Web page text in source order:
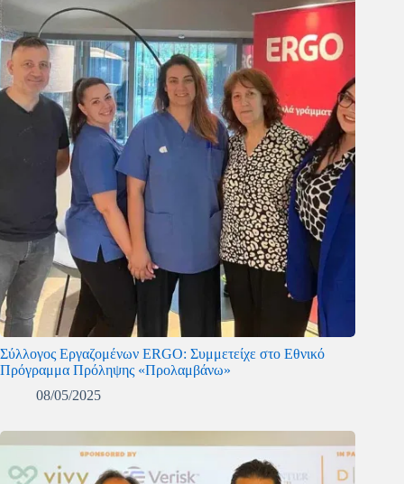
Σύλλογος Εργαζομένων ERGO: Συμμετείχε στο Εθνικό
Πρόγραμμα Πρόληψης «Προλαμβάνω»
08/05/2025